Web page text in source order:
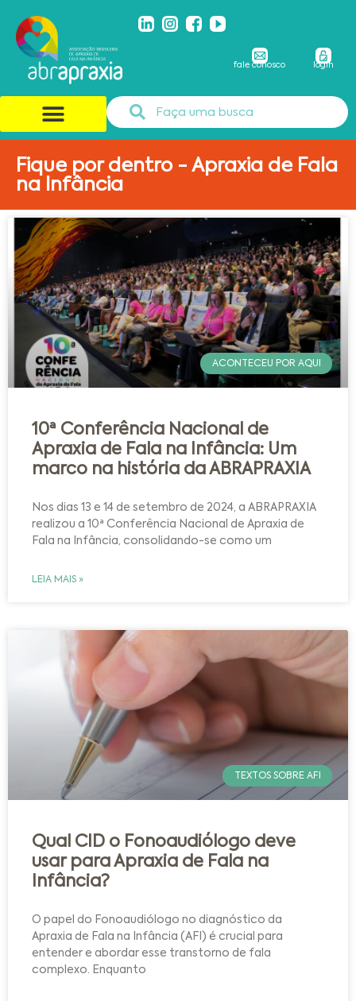
fale conosco login
Fique por dentro - Apraxia de Fala
na Infância
ACONTECEU POR AQUI
10ª Conferência Nacional de
Apraxia de Fala na Infância: Um
marco na história da ABRAPRAXIA
Nos dias 13 e 14 de setembro de 2024, a ABRAPRAXIA
realizou a 10ª Conferência Nacional de Apraxia de
Fala na Infância, consolidando-se como um
LEIA MAIS »
TEXTOS SOBRE AFI
Qual CID o Fonoaudiólogo deve
usar para Apraxia de Fala na
Infância?
O papel do Fonoaudiólogo no diagnóstico da
Apraxia de Fala na Infância (AFI) é crucial para
entender e abordar esse transtorno de fala
complexo. Enquanto